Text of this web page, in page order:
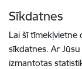
Sīkdatnes
Lai šī
sīkdatnes. Ar
izmantotas